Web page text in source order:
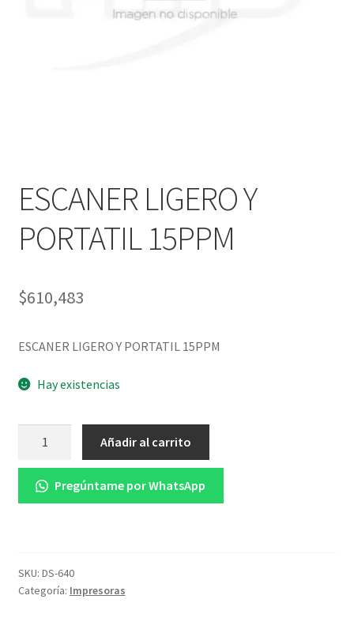
Ver mensajes del pedido
ESCANER LIGERO Y
PORTATIL 15PPM
$610,483
ESCANER LIGERO Y PORTATIL 15PPM
Hay existencias
Y
PORTATIL
Añadir al carrito
Pregúntame por WhatsApp
SKU: DS-640
Categoría: Impresoras